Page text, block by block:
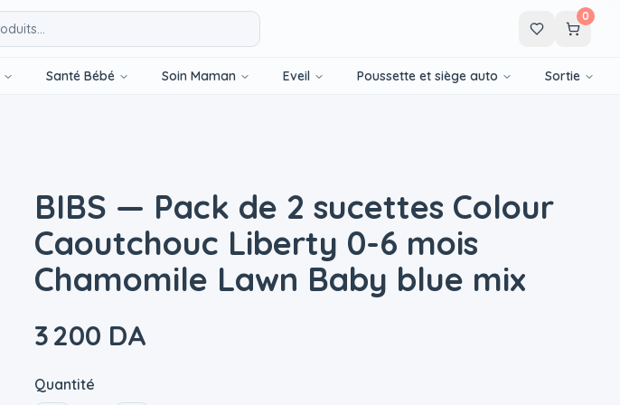
0
Santé Bébé Soin Maman Eveil Poussette et siège auto Sortie
BIBS — Pack de 2 sucettes Colour
Caoutchouc Liberty 0-6 mois
Chamomile Lawn Baby blue mix
3 200 DA
Quantité